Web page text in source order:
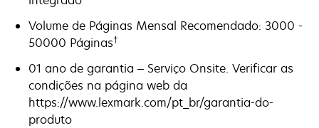
Volume de Páginas Mensal Recomendado: 3000 -
50000 Páginas†
01 ano de garantia – Serviço Onsite. Verificar as
condições na página web da
https://www.lexmark.com/pt_br/garantia-do-
produto